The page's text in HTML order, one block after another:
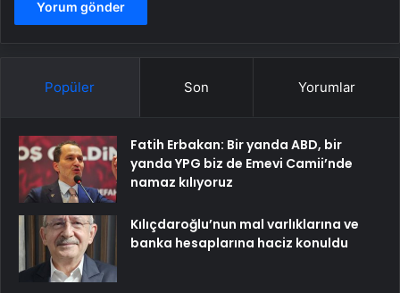
Popüler Son Yorumlar
Fatih Erbakan: Bir yanda ABD, bir
yanda YPG biz de Emevi Camii’nde
namaz kılıyoruz
Kılıçdaroğlu’nun mal varlıklarına ve
banka hesaplarına haciz konuldu